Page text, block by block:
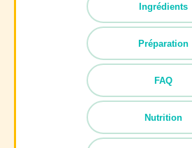
Ingrédients
Préparation
FAQ
Nutrition